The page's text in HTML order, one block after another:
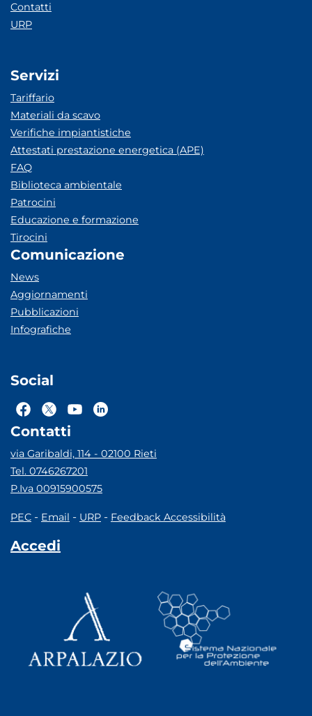
Contatti
URP
Servizi
Tariffario
Materiali da scavo
Verifiche impiantistiche
Attestati prestazione energetica (APE)
FAQ
Biblioteca ambientale
Patrocini
Educazione e formazione
Tirocini
Comunicazione
News
Aggiornamenti
Pubblicazioni
Infografiche
Social
Contatti
via Garibaldi, 114 - 02100 Rieti
Tel. 0746267201
P.Iva 00915900575
PEC - Email - URP - Feedback Accessibilità
Accedi